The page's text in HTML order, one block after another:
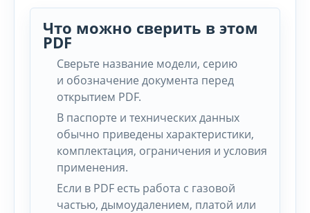
Что можно сверить в этом
PDF
Сверьте название модели, серию
и обозначение документа перед
открытием PDF.
В паспорте и технических данных
обычно приведены характеристики,
комплектация, ограничения и условия
применения.
Если в PDF есть работа с газовой
частью, дымоудалением, платой или